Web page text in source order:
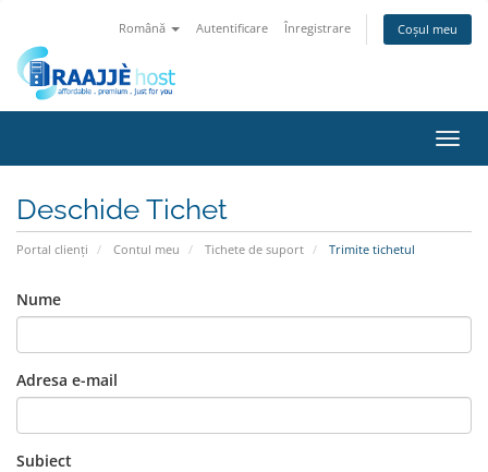
Română Autentificare Înregistrare Coșul meu
Deschide Tichet
Portal clienți Contul meu Tichete de suport Trimite tichetul
Nume
Adresa e-mail
Subiect